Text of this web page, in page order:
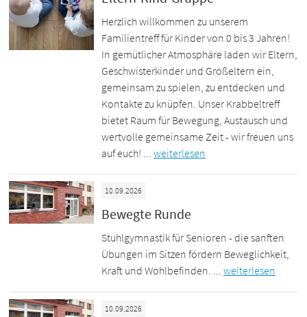
Herzlich willkommen zu unserem
Familientreff für Kinder von 0 bis 3 Jahren!
In gemütlicher Atmosphäre laden wir Eltern,
Geschwisterkinder und Großeltern ein,
gemeinsam zu spielen, zu entdecken und
Kontakte zu knüpfen. Unser Krabbeltreff
bietet Raum für Bewegung, Austausch und
wertvolle gemeinsame Zeit - wir freuen uns
auf euch! ...weiterlesen
10.09.2026
Bewegte Runde
Stuhlgymnastik für Senioren - die sanften
Übungen im Sitzen fördern Beweglichkeit,
Kraft und Wohlbefinden. ...weiterlesen
10.09.2026